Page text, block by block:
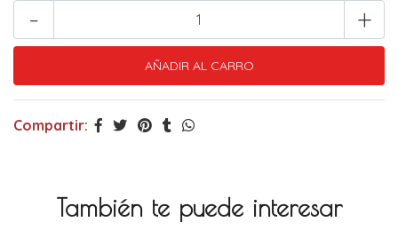
+
-
Compartir:
También te puede interesar